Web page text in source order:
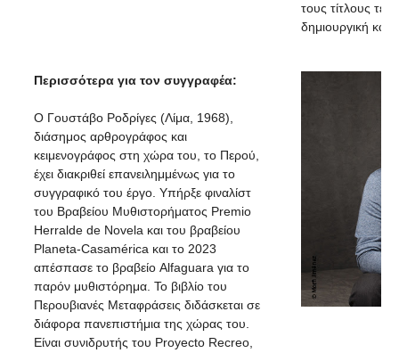
τους τίτλους
δημιουργική και
Περισσότερα για τον συγγραφέα:
Ο Γουστάβο Ροδρίγες (Λίμα, 1968),
διάσημος αρθρογράφος και
κειμενογράφος στη χώρα του, το Περού,
έχει διακριθεί επανειλημμένως για το
συγγραφικό του έργο. Υπήρξε φιναλίστ
του Βραβείου Μυθιστορήματος Premio
Herralde de Novela και του βραβείου
Planeta-Casamérica και το 2023
απέσπασε το βραβείο Alfaguara για το
παρόν μυθιστόρημα. Το βιβλίο του
Περουβιανές Μεταφράσεις διδάσκεται σε
διάφορα πανεπιστήμια της χώρας του.
Είναι συνιδρυτής του Proyecto Recreo,